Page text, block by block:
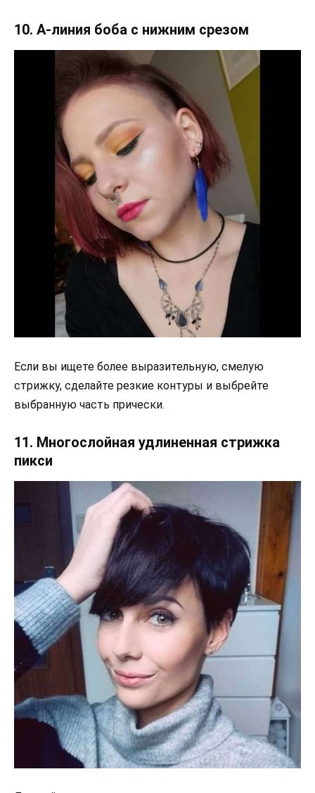
10. А-линия боба с нижним срезом
Если вы ищете более выразительную, смелую
стрижку, сделайте резкие контуры и выбрейте
выбранную часть прически.
11. Многослойная удлиненная стрижка
пикси